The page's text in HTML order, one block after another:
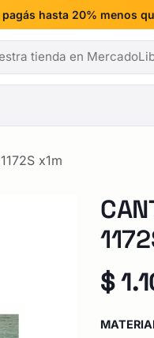
pagás hasta 20% menos
x1m
$